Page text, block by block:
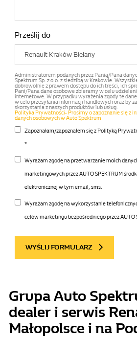
Prześlij do
Administratorem podanych przez Panią/Pana
Spektrum Sp. z o.o. z siedzibą w Krakowie.
dobrowolnie z prawem dostępu do ich treści, ich
Pani/Pana dane osobowe zbieramy w celu
internetowe. W przypadku wyrażenia zgody te
w celu przesyłania informacji handlowych oraz by
skorzystania z naszych produktów lub usług.
Polityka Prywatności- Prosimy o zapoznanie się z
danych osobowych w Auto Spektrum
Zapoznałam/zapoznałem się z Polityką
*
Wyrażam zgodę na przetwarzanie moich
marketingowych przez AUTO SPEKTRUM
elektronicznej w tym email, sms.
Wyrażam zgodę na wykorzystanie
celów marketingu bezpośredniego przez AUTO
WYŚLIJ FORMULARZ
Grupa Auto
dealer i serwis
Małopolsce i na